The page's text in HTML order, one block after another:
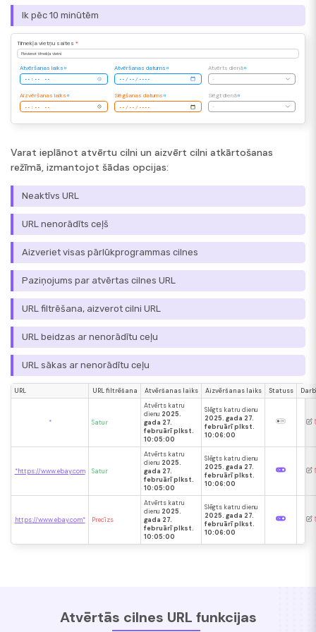
Ik pēc 10 minūtēm
Tīmekļa vietņu saites *
Pievienot tīmekļa vietni
Atvēršanas laiks Atvēršanas datums Atvērts dienā
-
Aizvēršanas laiks Slēgšanas datums Slēgt dienā
-
Varat ieplānot atvērtu cilni un aizvērt cilni atkārtošanas
režīmā, izmantojot šādas opcijas:
Neaktīvs URL
URL nenorādīts ceļš
Aizveriet visas pārlūkprogrammas cilnes
Paziņojums par atvērtas cilnes URL
URL filtrēšana, aizverot cilni URL
URL beidzas ar nenorādītu ceļu
URL sākas ar nenorādītu ceļu
URL URL filtrēšana Atvēršanas laiks Aizvēršanas laiks Statuss
* Satur
Atvērts katru
dienu 2025.
gada 27.
februārī plkst.
10:05:00
Slēgts katru dienu
2025. gada 27.
februārī plkst.
10:06:00
*https://www.ebay.com Satur
Atvērts katru
dienu 2025.
gada 27.
februārī plkst.
10:05:00
Slēgts katru dienu
2025. gada 27.
februārī plkst.
10:06:00
https://www.ebay.com* Precīzs
Atvērts katru
dienu 2025.
gada 27.
februārī plkst.
10:05:00
Slēgts katru dienu
2025. gada 27.
februārī plkst.
10:06:00
Atvērtās cilnes URL funkcijas